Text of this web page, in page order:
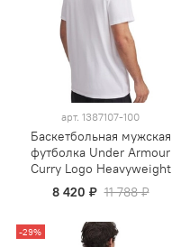
арт. 1387107-100
Баскетбольная мужская
футболка Under Armour
Curry Logo Heavyweight
8 420 ₽ 11 788 ₽
-29%